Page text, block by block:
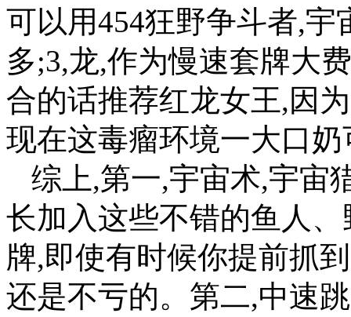
可以用454狂野争斗者,
多;3,龙,作为慢速套牌大
合的话推荐红龙女王,因
现在这毒瘤环境一大口
综上,第一,宇宙术,宇宙
长加入这些不错的鱼人
牌,即使有时候你提前抓
还是不亏的。第二,中速